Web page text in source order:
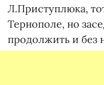
Л.Приступлюка,
Тернополе, но
продолжить и без